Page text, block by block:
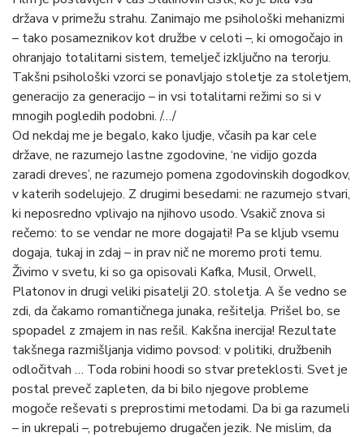
država v primežu strahu. Zanimajo me psihološki mehanizmi
– tako posameznikov kot družbe v celoti –, ki omogočajo in
ohranjajo totalitarni sistem, temelječ izključno na terorju.
Takšni psihološki vzorci se ponavljajo stoletje za stoletjem,
generacijo za generacijo – in vsi totalitarni režimi so si v
mnogih pogledih podobni. /…/
Od nekdaj me je begalo, kako ljudje, včasih pa kar cele
države, ne razumejo lastne zgodovine, ‘ne vidijo gozda
zaradi dreves’, ne razumejo pomena zgodovinskih dogodkov,
v katerih sodelujejo. Z drugimi besedami: ne razumejo stvari,
ki neposredno vplivajo na njihovo usodo. Vsakič znova si
rečemo: to se vendar ne more dogajati! Pa se kljub vsemu
dogaja, tukaj in zdaj – in prav nič ne moremo proti temu.
Živimo v svetu, ki so ga opisovali Kafka, Musil, Orwell,
Platonov in drugi veliki pisatelji 20. stoletja. A še vedno se
zdi, da čakamo romantičnega junaka, rešitelja. Prišel bo, se
spopadel z zmajem in nas rešil. Kakšna inercija! Rezultate
takšnega razmišljanja vidimo povsod: v politiki, družbenih
odločitvah … Toda robini hoodi so stvar preteklosti. Svet je
postal preveč zapleten, da bi bilo njegove probleme
mogoče reševati s preprostimi metodami. Da bi ga razumeli
– in ukrepali –, potrebujemo drugačen jezik. Ne mislim, da